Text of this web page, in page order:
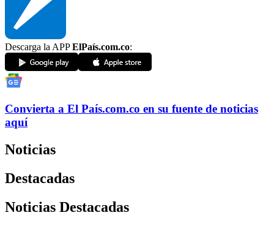
Descarga la APPElPaís.com.co:
Convierta a El País.com.co en su fuente de noticias
aquí
Noticias
Destacadas
Noticias Destacadas